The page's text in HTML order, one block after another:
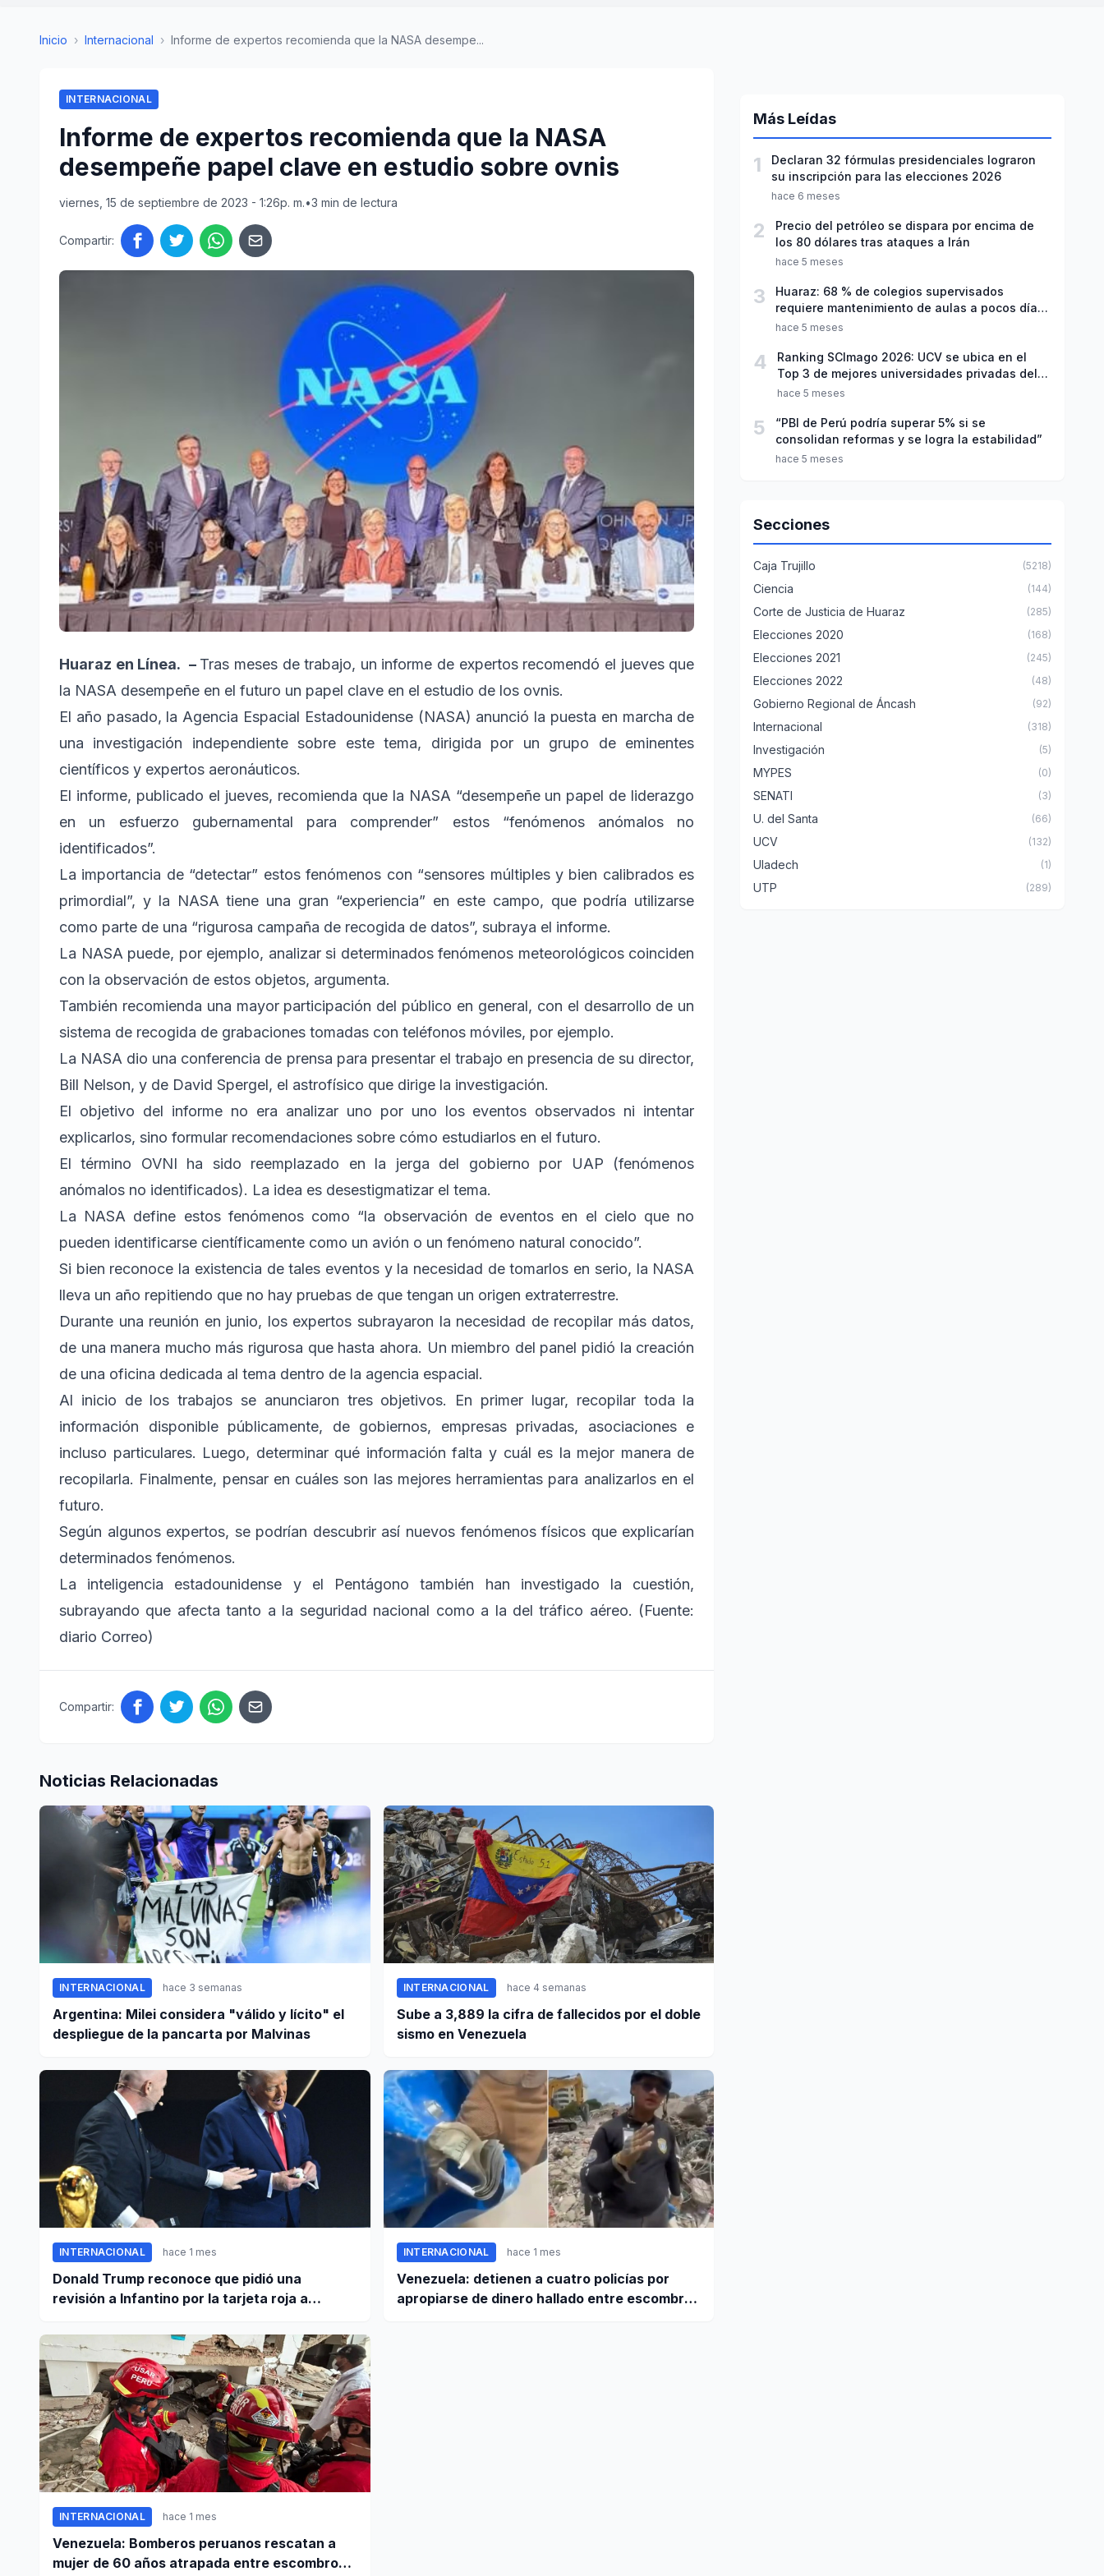
Inicio › Internacional › Informe de expertos recomienda que la NASA desempe...
INTERNACIONAL
Informe de expertos recomienda que la NASA
desempeñe papel clave en estudio sobre ovnis
viernes, 15 de septiembre de 2023 - 1:26p. m.•3 min de lectura
Compartir:
Huaraz en Línea. – Tras meses de trabajo, un informe de expertos recomendó el jueves que
la NASA desempeñe en el futuro un papel clave en el estudio de los ovnis.
El año pasado, la Agencia Espacial Estadounidense (NASA) anunció la puesta en marcha de
una investigación independiente sobre este tema, dirigida por un grupo de eminentes
científicos y expertos aeronáuticos.
El informe, publicado el jueves, recomienda que la NASA “desempeñe un papel de liderazgo
en un esfuerzo gubernamental para comprender” estos “fenómenos anómalos no
identificados”.
La importancia de “detectar” estos fenómenos con “sensores múltiples y bien calibrados es
primordial”, y la NASA tiene una gran “experiencia” en este campo, que podría utilizarse
como parte de una “rigurosa campaña de recogida de datos”, subraya el informe.
La NASA puede, por ejemplo, analizar si determinados fenómenos meteorológicos coinciden
con la observación de estos objetos, argumenta.
También recomienda una mayor participación del público en general, con el desarrollo de un
sistema de recogida de grabaciones tomadas con teléfonos móviles, por ejemplo.
La NASA dio una conferencia de prensa para presentar el trabajo en presencia de su director,
Bill Nelson, y de David Spergel, el astrofísico que dirige la investigación.
El objetivo del informe no era analizar uno por uno los eventos observados ni intentar
explicarlos, sino formular recomendaciones sobre cómo estudiarlos en el futuro.
El término OVNI ha sido reemplazado en la jerga del gobierno por UAP (fenómenos
anómalos no identificados). La idea es desestigmatizar el tema.
La NASA define estos fenómenos como “la observación de eventos en el cielo que no
pueden identificarse científicamente como un avión o un fenómeno natural conocido”.
Si bien reconoce la existencia de tales eventos y la necesidad de tomarlos en serio, la NASA
lleva un año repitiendo que no hay pruebas de que tengan un origen extraterrestre.
Durante una reunión en junio, los expertos subrayaron la necesidad de recopilar más datos,
de una manera mucho más rigurosa que hasta ahora. Un miembro del panel pidió la creación
de una oficina dedicada al tema dentro de la agencia espacial.
Al inicio de los trabajos se anunciaron tres objetivos. En primer lugar, recopilar toda la
información disponible públicamente, de gobiernos, empresas privadas, asociaciones e
incluso particulares. Luego, determinar qué información falta y cuál es la mejor manera de
recopilarla. Finalmente, pensar en cuáles son las mejores herramientas para analizarlos en el
futuro.
Según algunos expertos, se podrían descubrir así nuevos fenómenos físicos que explicarían
determinados fenómenos.
La inteligencia estadounidense y el Pentágono también han investigado la cuestión,
subrayando que afecta tanto a la seguridad nacional como a la del tráfico aéreo. (Fuente:
diario Correo)
Compartir:
Noticias Relacionadas
INTERNACIONAL hace 3 semanas
Argentina: Milei considera "válido y lícito" el
despliegue de la pancarta por Malvinas
INTERNACIONAL hace 4 semanas
Sube a 3,889 la cifra de fallecidos por el doble
sismo en Venezuela
INTERNACIONAL hace 1 mes
Donald Trump reconoce que pidió una
revisión a Infantino por la tarjeta roja a
INTERNACIONAL hace 1 mes
Venezuela: detienen a cuatro policías por
apropiarse de dinero hallado entre escombros
INTERNACIONAL hace 1 mes
Venezuela: Bomberos peruanos rescatan a
mujer de 60 años atrapada entre escombros
Más Leídas
1
Declaran 32 fórmulas presidenciales lograron
su inscripción para las elecciones 2026
hace 6 meses
2
Precio del petróleo se dispara por encima de
los 80 dólares tras ataques a Irán
hace 5 meses
3
Huaraz: 68 % de colegios supervisados
requiere mantenimiento de aulas a pocos días
de inicio del año escolar 2026
hace 5 meses
4
Ranking SCImago 2026: UCV se ubica en el
Top 3 de mejores universidades privadas del
Perú
hace 5 meses
5
“PBI de Perú podría superar 5% si se
consolidan reformas y se logra la estabilidad”
hace 5 meses
Secciones
Caja Trujillo (5218)
Ciencia (144)
Corte de Justicia de Huaraz (285)
Elecciones 2020 (168)
Elecciones 2021 (245)
Elecciones 2022 (48)
Gobierno Regional de Áncash (92)
Internacional (318)
Investigación (5)
MYPES (0)
SENATI (3)
U. del Santa (66)
UCV (132)
Uladech (1)
UTP (289)